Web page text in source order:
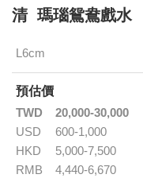
清 瑪瑙鴛鴦戲水
L6cm
預估價
TWD
20,000-30,000
USD
600-1,000
HKD
5,000-7,500
RMB
4,440-6,670